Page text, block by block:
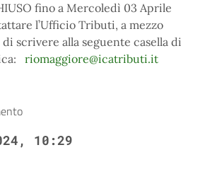
fino a Mercoledì 03 Aprile
l’Ufficio Tributi, a mezzo
scrivere alla seguente casella di
riomaggiore@icatributi.it
10:29